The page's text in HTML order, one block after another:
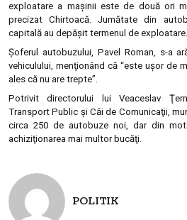
exploatare a maşinii este de două ori
precizat Chirtoacă. Jumătate din
capitală au depăşit termenul de exploatare.
Şoferul autobuzului, Pavel Roman, s-a
vehiculului, menţionând că “este uşor de
ales că nu are trepte”.
Potrivit directorului lui Veaceslav
Transport Public şi Căi de Comunicaţii,
circa 250 de autobuze noi, dar din
achiziţionarea mai multor bucăţi.
POLITIK